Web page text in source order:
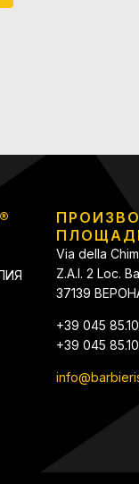
Via della
Z.A.I. 2 Loc.
37139
+39 045
+39 045